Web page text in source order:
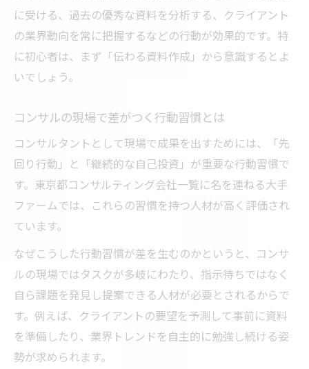
に受ける、過去の優秀な資料を分析する、クライアント
の業界動向を常に把握するなどの行動が効果的です。特
に初心者は、まず「伝わる資料作成」から意識するとよ
いでしょう。
コンサルの現場で差がつく行動習慣とは
コンサルタントとして現場で成果を出すためには、「先
回り行動」と「継続的な自己投資」が重要な行動習慣で
す。東京都コンサルティング会社一覧に名を連ねる大手
ファームでは、これらの習慣を持つ人材が高く評価され
ています。
なぜこうした行動習慣が差を生むのかというと、コンサ
ルの現場ではタスクが多岐にわたり、指示待ちではなく
自ら課題を発見し提案できる人材が必要とされるからで
す。例えば、クライアントの要望を予測して事前に資料
を準備したり、業界トレンドを自主的に勉強し続ける姿
勢が求められます。